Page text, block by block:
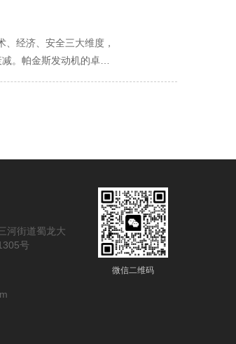
经济、安全三大维度，
。帕金斯发动机的卓越
数下协同工作。缺乏保
过记录运行数据、分析
损失巨大。规范维保通
，在二手市场的价值远
维保是风险管理的核心环
性、电气线路绝缘、接头
产等相关法规的要求。
）失效，并造成重大损
安全责任的必然要求。
持续的、小额的、计划
河街道蜀龙大
号
微信二维码